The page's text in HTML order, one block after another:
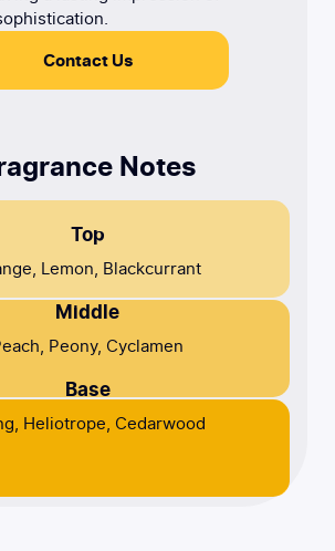
Contact Us
Notes
Top
Lemon, Blackcurrant
Middle
Peony, Cyclamen
Base
Heliotrope, Cedarwood